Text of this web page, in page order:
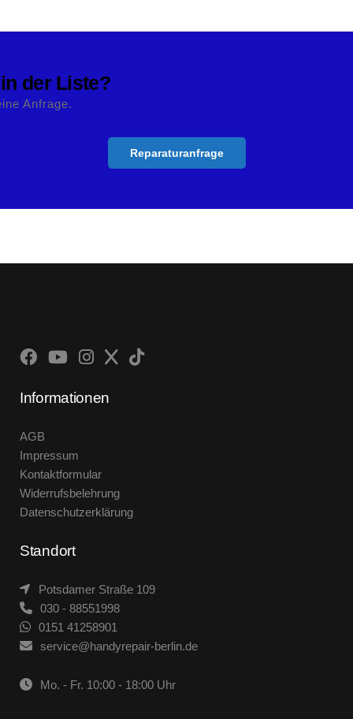
der Liste?
Anfrage.
Reparaturanfrage
Informationen
AGB
Impressum
Kontaktformular
Widerrufsbelehrung
Datenschutzerklärung
Standort
Potsdamer Straße 109
030 - 88551998
0151 41258901
service@handyrepair-berlin.de
Mo. - Fr. 10:00 - 18:00 Uhr